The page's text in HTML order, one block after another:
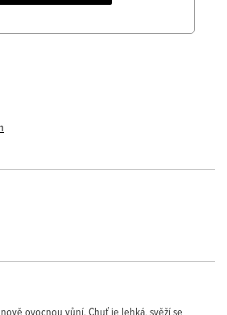
ovocnou vůní. Chuť je lehká, svěží se